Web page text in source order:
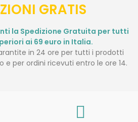
GRATIS
la Spedizione Gratuita per tutti
ai 69 euro in Italia.
in 24 ore per tutti i prodotti
e per ordini ricevuti entro le ore 14.